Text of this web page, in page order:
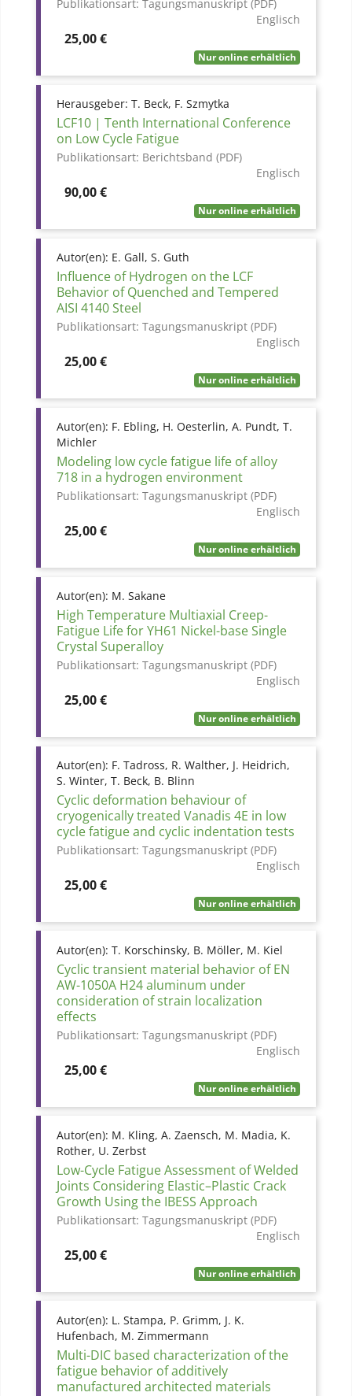
Publikationsart: Tagungsmanuskript (PDF)
Englisch
Preis
25,00 €
Nur online erhältlich
Herausgeber: T. Beck, F. Szmytka
LCF10 | Tenth International Conference
on Low Cycle Fatigue
Publikationsart: Berichtsband (PDF)
Englisch
Preis
90,00 €
Nur online erhältlich
Autor(en): E. Gall, S. Guth
Influence of Hydrogen on the LCF
Behavior of Quenched and Tempered
AISI 4140 Steel
Publikationsart: Tagungsmanuskript (PDF)
Englisch
Preis
25,00 €
Nur online erhältlich
Autor(en): F. Ebling, H. Oesterlin, A. Pundt, T.
Michler
Modeling low cycle fatigue life of alloy
718 in a hydrogen environment
Publikationsart: Tagungsmanuskript (PDF)
Englisch
Preis
25,00 €
Nur online erhältlich
Autor(en): M. Sakane
High Temperature Multiaxial Creep-
Fatigue Life for YH61 Nickel-base Single
Crystal Superalloy
Publikationsart: Tagungsmanuskript (PDF)
Englisch
Preis
25,00 €
Nur online erhältlich
Autor(en): F. Tadross, R. Walther, J. Heidrich,
S. Winter, T. Beck, B. Blinn
Cyclic deformation behaviour of
cryogenically treated Vanadis 4E in low
cycle fatigue and cyclic indentation tests
Publikationsart: Tagungsmanuskript (PDF)
Englisch
Preis
25,00 €
Nur online erhältlich
Autor(en): T. Korschinsky, B. Möller, M. Kiel
Cyclic transient material behavior of EN
AW-1050A H24 aluminum under
consideration of strain localization
effects
Publikationsart: Tagungsmanuskript (PDF)
Englisch
Preis
25,00 €
Nur online erhältlich
Autor(en): M. Kling, A. Zaensch, M. Madia, K.
Rother, U. Zerbst
Low-Cycle Fatigue Assessment of Welded
Joints Considering Elastic–Plastic Crack
Growth Using the IBESS Approach
Publikationsart: Tagungsmanuskript (PDF)
Englisch
Preis
25,00 €
Nur online erhältlich
Autor(en): L. Stampa, P. Grimm, J. K.
Hufenbach, M. Zimmermann
Multi-DIC based characterization of the
fatigue behavior of additively
manufactured architected materials